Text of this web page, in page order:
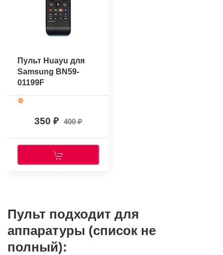
Пульт Huayu для
Samsung BN59-
01199F
350 400
Пульт подходит для
аппаратуры (список не
полный):